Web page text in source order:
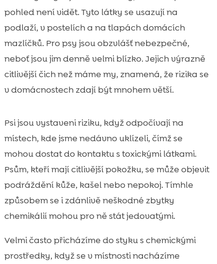
pohled není vidět. Tyto látky se usazují na
podlaží, v postelích a na tlapách domácích
mazlíčků. Pro psy jsou obzvlášť nebezpečné,
neboť jsou jim denně velmi blízko. Jejich výrazně
citlivější čich než máme my, znamená, že rizika se
v domácnostech zdají být mnohem větší.
Psi jsou vystaveni riziku, když odpočívají na
místech, kde jsme nedávno uklízeli, čímž se
mohou dostat do kontaktu s toxickými látkami.
Psům, kteří mají citlivější pokožku, se může objevit
podráždění kůže, kašel nebo nepokoj. Tímhle
způsobem se i zdánlivě neškodné zbytky
chemikálií mohou pro ně stát jedovatými.
Velmi často přicházíme do styku s chemickými
prostředky, když se v místnosti nacházíme